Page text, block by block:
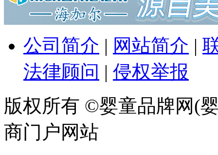
公司简介 | 网站简介 |
法律顾问 | 侵权举报
版权所有 ©婴童品牌网(
商门户网站